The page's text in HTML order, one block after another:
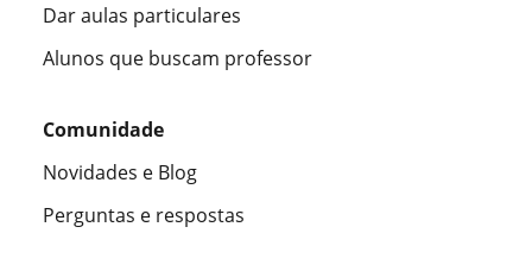
Dar aulas particulares
Alunos que buscam professor
Comunidade
Novidades e Blog
Perguntas e respostas